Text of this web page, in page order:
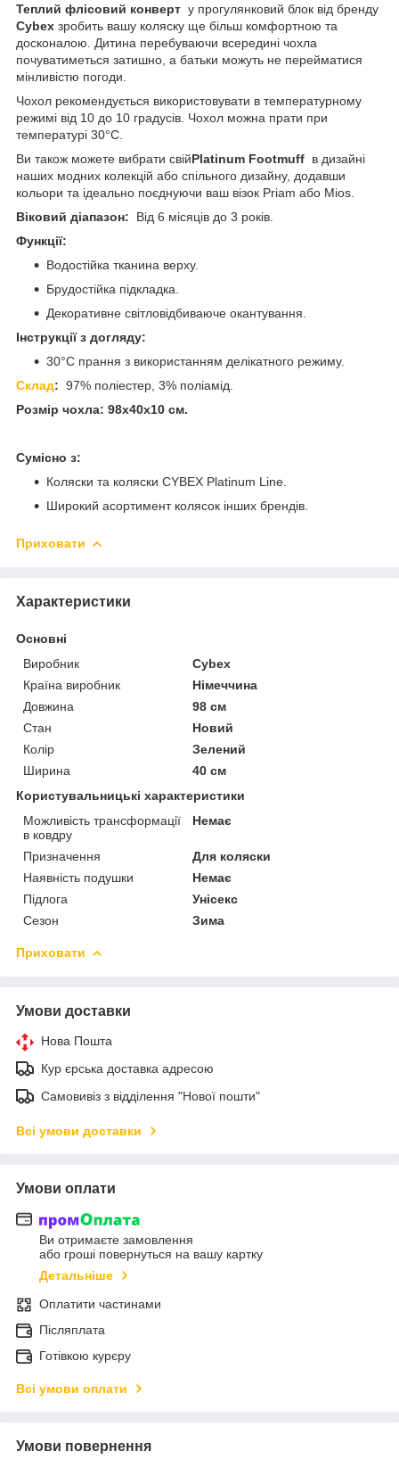
Теплий флісовий конверт у прогулянковий блок від бренду
Cybex зробить вашу коляску ще більш комфортною та
досконалою. Дитина перебуваючи всередині чохла
почуватиметься затишно, а батьки можуть не перейматися
мінливістю погоди.
Чохол рекомендується використовувати в температурному
режимі від 10 до 10 градусів. Чохол можна прати при
температурі 30°С.
Ви також можете вибрати свійPlatinum Footmuff в дизайні
наших модних колекцій або спільного дизайну, додавши
кольори та ідеально поєднуючи ваш візок Priam або Mios.
Віковий діапазон:
Від 6 місяців до 3 років.
Функції:
Водостійка тканина верху.
Брудостійка підкладка.
Декоративне світловідбиваюче окантування.
Інструкції з догляду:
30°C прання з використанням делікатного режиму.
Склад: 97% поліестер, 3% поліамід.
Розмір чохла: 98х40х10 см.
Сумісно з:
Коляски та коляски CYBEX Platinum Line.
Широкий асортимент колясок інших брендів.
Приховати
Характеристики
Основні
Виробник
Cybex
Країна виробник
Німеччина
Довжина
98 см
Стан
Новий
Колір
Зелений
Ширина
40 см
Користувальницькі характеристики
Можливість трансформації
в ковдру
Немає
Призначення
Для коляски
Наявність подушки
Немає
Підлога
Унісекс
Сезон
Зима
Приховати
Умови доставки
Нова Пошта
Кур єрська доставка адресою
Самовивіз з відділення "Нової пошти"
Всі умови доставки
Умови оплати
Ви отримаєте замовлення
або гроші повернуться на вашу картку
Детальніше
Оплатити частинами
Післяплата
Готівкою курєру
Всі умови оплати
Умови повернення